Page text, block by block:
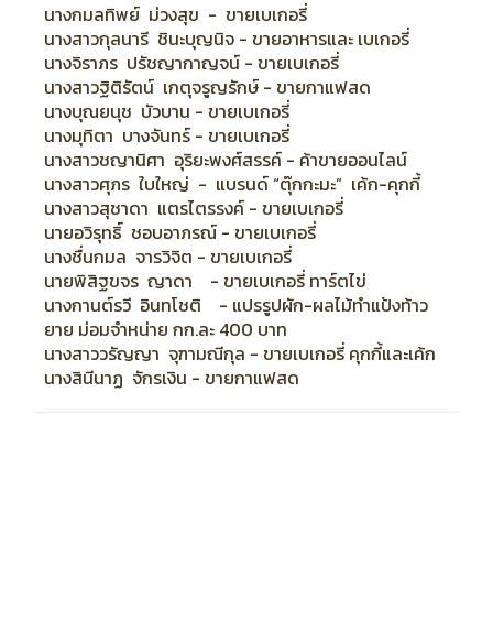
นางกมลทิพย์ ม่วงสุข - ขายเบเกอรี่
นางสาวกุลนารี ชินะบุญนิจ - ขายอาหารและ เบเกอรี่
นางจิราภร ปรัชญากาญจน์ - ขายเบเกอรี่
นางสาวฐิติรัตน์ เกตุจรูญรักษ์ - ขายกาแฟสด
นางบุณยนุช บัวบาน - ขายเบเกอรี่
นางมุทิตา บางจันทร์ - ขายเบเกอรี่
นางสาวชญานิศา อุริยะพงศ์สรรค์ - ค้าขายออนไลน์
นางสาวศุภร ใบใหญ่ - แบรนด์ “ตุ๊กกะมะ” เค้ก-คุกกี้
นางสาวสุชาดา แตรไตรรงค์ - ขายเบเกอรี่
นายอวิรุทธิ์ ชอบอาภรณ์ - ขายเบเกอรี่
นางชื่นกมล จารวิจิต - ขายเบเกอรี่
นายพิสิฐขจร ญาดา - ขายเบเกอรี่ ทาร์ตไข่
นางกานต์รวี อินทโชติ - แปรรูปผัก-ผลไม้ทำแป้งท้าว
ยาย ม่อมจำหน่าย กก.ละ 400 บาท
นางสาววรัญญา จุฑามณีกุล - ขายเบเกอรี่ คุกกี้และเค้ก
นางสินีนาฏ จักรเงิน - ขายกาแฟสด